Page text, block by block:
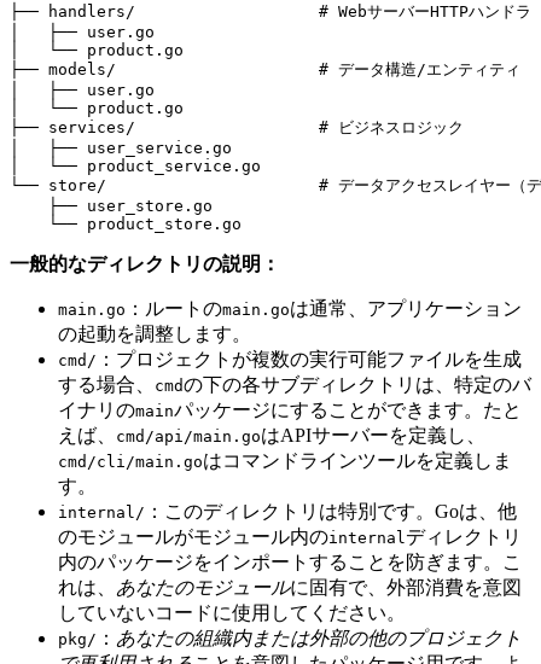
├── handlers/                   # WebサーバーHTTPハンドラ
│   ├── user.go
│   └── product.go
├── models/                     # データ構造/エンティティ
│   ├── user.go
│   └── product.go
├── services/                   # ビジネスロジック
│   ├── user_service.go
│   └── product_service.go
└── store/                      # データアクセスレイヤー（データ
    ├── user_store.go
一般的なディレクトリの説明：
main.go ：ルートのmain.goは通常、アプリケーション
の起動を調整します。
cmd/ ：プロジェクトが複数の実行可能ファイルを生成
する場合、
cmdの下の各サブディレクトリは、特定のバ
イナリのmainパッケージにすることができます。たと
えば、
cmd/api/main.goはAPIサーバーを定義し、
cmd/cli/main.goはコマンドラインツールを定義しま
す。
internal/ ：このディレクトリは特別です。Goは、他
のモジュールがモジュール内のinternal ディレクトリ
内のパッケージをインポートすることを防ぎます。こ
れは、 あなたのモジュールに固有で、外部消費を意図
していないコードに使用してください。
pkg/ ： あなたの組織内または外部の他のプロジェクト